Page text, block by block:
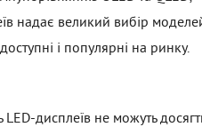
надає великий вибір
і популярні на ринку.
дисплеїв не можуть